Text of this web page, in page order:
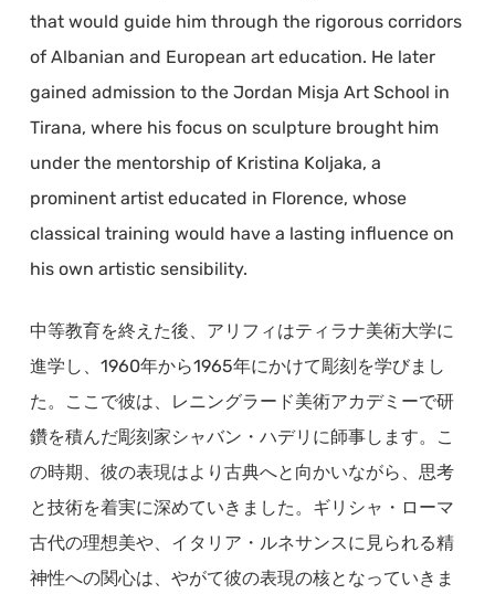
that would guide him through the rigorous corridors
of Albanian and European art education. He later
gained admission to the Jordan Misja Art School in
Tirana, where his focus on sculpture brought him
under the mentorship of Kristina Koljaka, a
prominent artist educated in Florence, whose
classical training would have a lasting influence on
his own artistic sensibility.
中等教育を終えた後、アリフィはティラナ美術大学に
進学し、1960年から1965年にかけて彫刻を学びまし
た。ここで彼は、レニングラード美術アカデミーで研
鑽を積んだ彫刻家シャバン・ハデリに師事します。こ
の時期、彼の表現はより古典へと向かいながら、思考
と技術を着実に深めていきました。ギリシャ・ローマ
古代の理想美や、イタリア・ルネサンスに見られる精
神性への関心は、やがて彼の表現の核となっていきま